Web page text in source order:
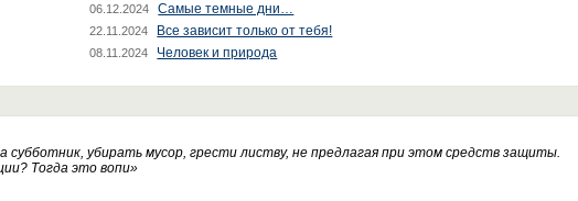
06.12.2024 Самые темные дни…
22.11.2024 Все зависит только от тебя!
08.11.2024 Человек и природа
убирать мусор, грести листву, не предлагая при этом средств защиты.
Тогда это вопи»